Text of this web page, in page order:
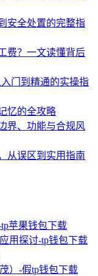
安全处置的完整指
费？一文读懂背后
门到精通的实操指
忆的全攻略
界、功能与合规风
从误区到实用指南
苹果钱包下载
用探讨-tp钱包下载
）-假tp钱包下载